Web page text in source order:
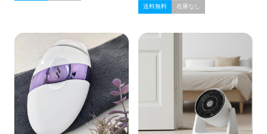
送料無料 在庫なし